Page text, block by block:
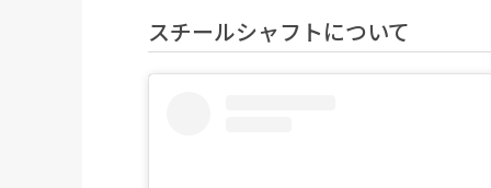
スチールシャフトについて